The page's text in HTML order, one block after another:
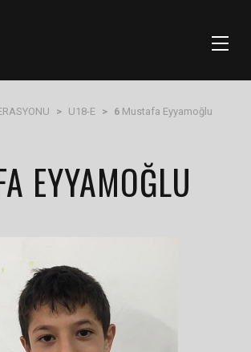
> U18-E > 6 Mustafa Eyyamoğlu
EYYAMOĞLU